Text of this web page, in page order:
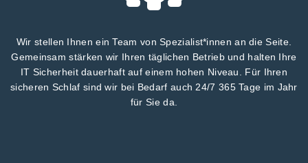
Wir stellen Ihnen ein Team von Spezialist*innen an die Seite.
Gemeinsam stärken wir Ihren täglichen Betrieb und halten Ihre
IT Sicherheit dauerhaft auf einem hohen Niveau. Für Ihren
sicheren Schlaf sind wir bei Bedarf auch 24/7 365 Tage im Jahr
für Sie da.